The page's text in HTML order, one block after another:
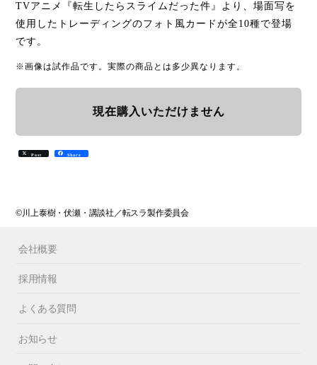
TVアニメ『転生したらスライムだった件』より、場面写を
使用したトレーディングのフォト風カードが全10種で登場
です。
※画像は試作品です。実際の商品とは多少異なります。
現在購入いただけません
Post Share
©川上泰樹・伏瀬・講談社／転スラ製作委員会
会社概要
採用情報
よくある質問
お知らせ